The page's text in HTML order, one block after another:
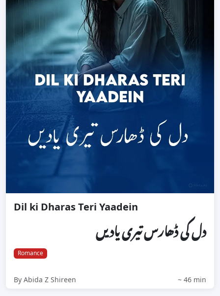
Dil ki Dharas Teri Yaadein
دل کی ڈھارس تیری یادیں
Romance
By Abida Z Shireen ~ 46 min